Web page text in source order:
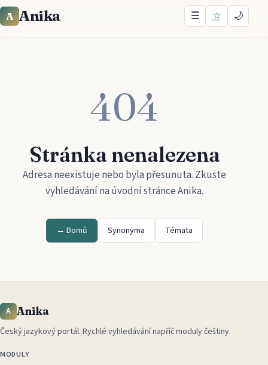
A Anika ☰ ☆ 🌙
404
Stránka nenalezena
Adresa neexistuje nebo byla přesunuta. Zkuste
vyhledávání na úvodní stránceAnika.
← Domů Synonyma Témata
A Anika
Český jazykový portál. Rychlé vyhledávání napříč moduly češtiny.
MODULY